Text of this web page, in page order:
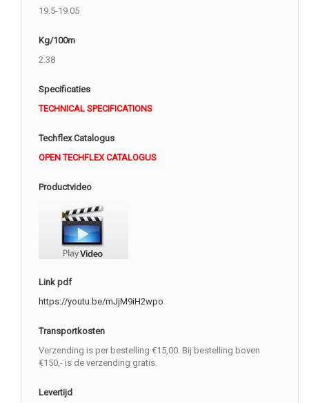
19.5-19.05
Kg/100m
2.38
Specificaties
TECHNICAL SPECIFICATIONS
Techflex Catalogus
OPEN TECHFLEX CATALOGUS
Productvideo
Link pdf
https://youtu.be/mJjM9iH2wpo
Transportkosten
Verzending is per bestelling €15,00. Bij bestelling boven
€150,- is de verzending gratis.
Levertijd